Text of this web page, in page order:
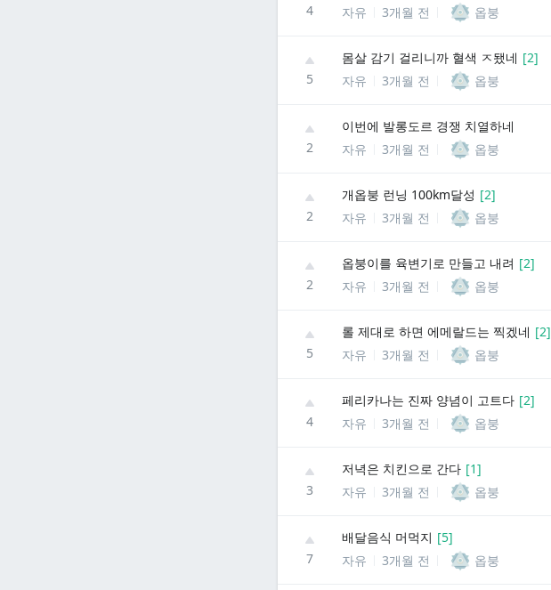
4
자유
3개월 전 옵붕
5
몸살 감기 걸리니까 혈색 ㅈ됐네 [2]
자유
3개월 전 옵붕
2
이번에 발롱도르 경쟁 치열하네
자유
3개월 전 옵붕
2
개옵붕 런닝 100km달성 [2]
자유
3개월 전 옵붕
2
옵붕이를 육변기로 만들고 내려 [2]
자유
3개월 전 옵붕
5
롤 제대로 하면 에메랄드는 찍겠네 [2]
자유
3개월 전 옵붕
4
페리카나는 진짜 양념이 고트다 [2]
자유
3개월 전 옵붕
3
저녁은 치킨으로 간다 [1]
자유
3개월 전 옵붕
7
배달음식 머먹지 [5]
자유
3개월 전 옵붕